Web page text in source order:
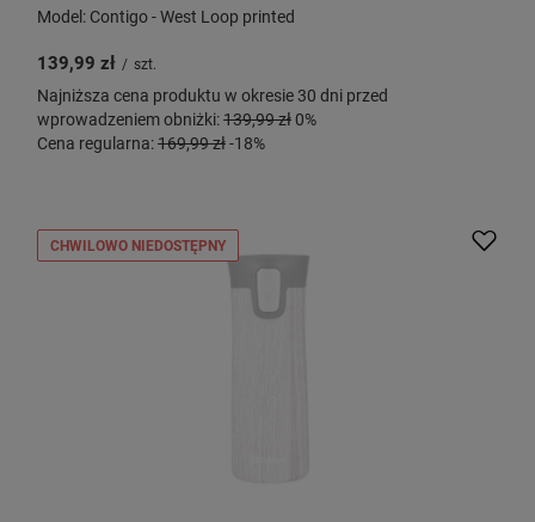
Model: Contigo - West Loop printed
139,99 zł / szt.
Najniższa cena produktu w okresie 30 dni przed
wprowadzeniem obniżki:139,99 zł 0%
Cena regularna:169,99 zł-18%
CHWILOWO NIEDOSTĘPNY